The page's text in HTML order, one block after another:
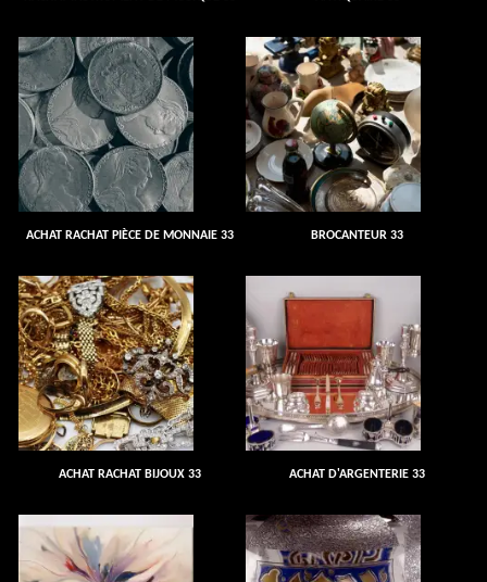
ACHAT RACHAT PIÈCE DE MONNAIE 33 BROCANTEUR 33
ACHAT RACHAT BIJOUX 33 ACHAT D'ARGENTERIE 33